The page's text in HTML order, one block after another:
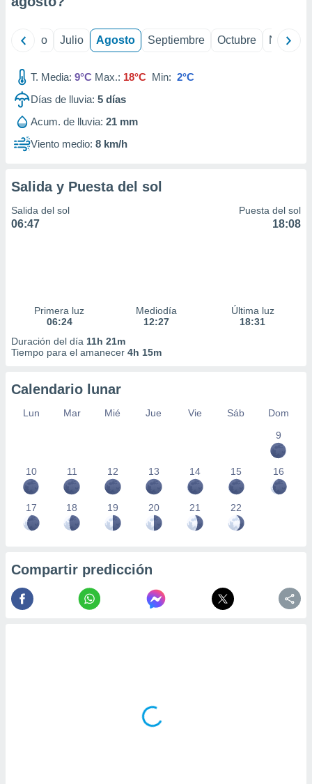
mediante
publicidad
publicidad
1199
Junio Julio Agosto Septiembre Octubre
T. Media: 9°C Max.: 18°C Min: 2°C
Días de lluvia: 5 días
Acum. de lluvia: 21 mm
Viento medio: 8 km/h
Salida y Puesta del sol
Salida del sol
06:47
Puesta del sol
18:08
Primera luz
06:24
Mediodía
12:27
Última luz
18:31
Duración del día 11h 21m
Tiempo para el amanecer 4h 15m
Calendario lunar
Lun Mar Mié Jue Vie Sáb
Dom
9
10 11 12 13 14 15 16
17 18 19 20 21 22
Compartir predicción